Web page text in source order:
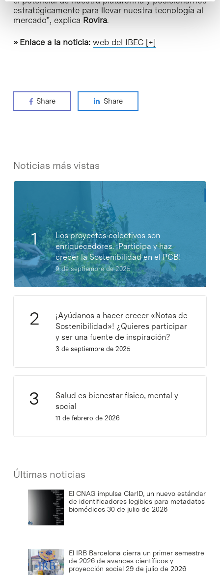
estratégicamente para llevar nuestra tecnología al
mercado”, explica Rovira.
» Enlace a la noticia: web del IBEC [+]
Share Share
Noticias más vistas
Los proyectos colectivos son
enriquecedores. ¡Participa y haz
crecer la Sostenibilidad en el PCB!
9 de septiembre de 2025
¡Ayúdanos a hacer crecer «Notas de
Sostenibilidad»! ¿Quieres participar
y ser una fuente de inspiración?
3 de septiembre de 2025
Salud es bienestar físico, mental y
social
11 de febrero de 2026
Últimas noticias
El CNAG impulsa ClarID, un nuevo estándar
de identificadores legibles para metadatos
biomédicos 30 de julio de 2026
El IRB Barcelona cierra un primer semestre
de 2026 de avances científicos y
proyección social 29 de julio de 2026